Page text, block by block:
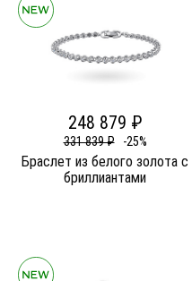
248 879 ₽
331 839 ₽ -25%
Браслет из белого золота c
бриллиантами